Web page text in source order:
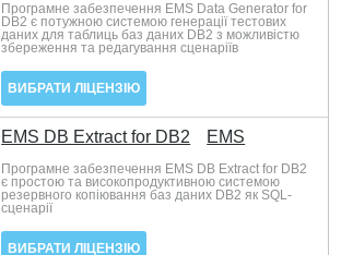
Програмне забезпечення EMS Data Generator for
DB2 є потужною системою генерації тестових
даних для таблиць баз даних DB2 з можливістю
збереження та редагування сценаріїв
ВИБРАТИ ЛІЦЕНЗІЮ
EMS DB Extract for DB2 EMS
Програмне забезпечення EMS DB Extract for DB2
є простою та високопродуктивною системою
резервного копіювання баз даних DB2 як SQL-
сценарії
ВИБРАТИ ЛІЦЕНЗІЮ